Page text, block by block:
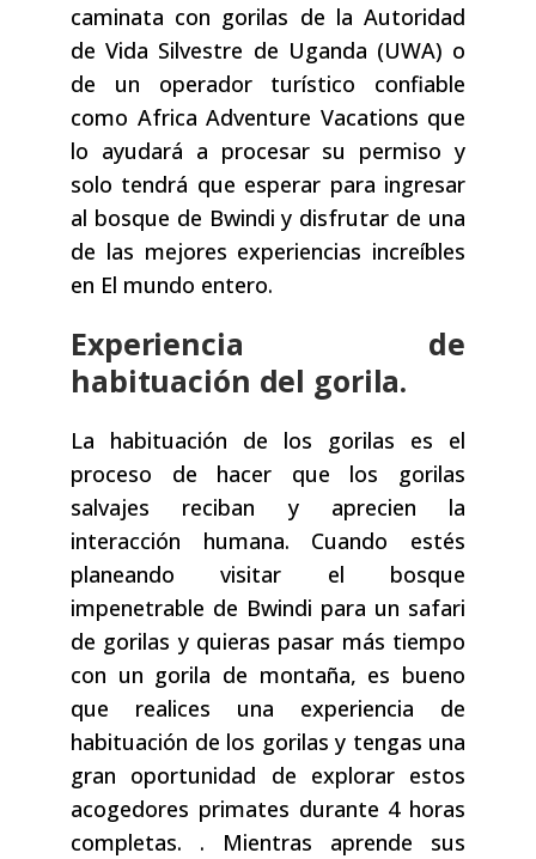
caminata con gorilas de la Autoridad
de Vida Silvestre de Uganda (UWA) o
de un operador turístico confiable
como Africa Adventure Vacations que
lo ayudará a procesar su permiso y
solo tendrá que esperar para ingresar
al bosque de Bwindi y disfrutar de una
de las mejores experiencias increíbles
en El mundo entero.
Experiencia de
habituación del gorila.
La habituación de los gorilas es el
proceso de hacer que los gorilas
salvajes reciban y aprecien la
interacción humana. Cuando estés
planeando visitar el bosque
impenetrable de Bwindi para un safari
de gorilas y quieras pasar más tiempo
con un gorila de montaña, es bueno
que realices una experiencia de
habituación de los gorilas y tengas una
gran oportunidad de explorar estos
acogedores primates durante 4 horas
completas. . Mientras aprende sus